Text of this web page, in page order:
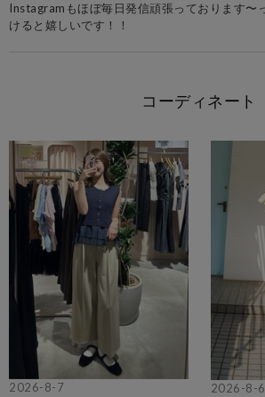
Instagramもほぼ毎日発信頑張っております
けると嬉しいです！！
コーディネート
2026-8-7 2026-8-6